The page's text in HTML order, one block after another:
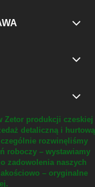
Zetor produkcji czeskiej
detaliczną i hurtową
rozwinęliśmy
roboczy – wystawiamy
zadowolenia naszych
– oryginalne